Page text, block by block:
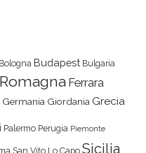
Bologna Budapest Bulgaria
Ferrara
Germania Giordania Grecia
Palermo Perugia Piemonte
San Vito Lo Capo Sicilia